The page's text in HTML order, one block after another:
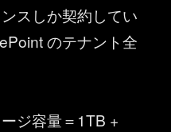
スしか契約してい
のテナント全
ジ容量＝1TB +